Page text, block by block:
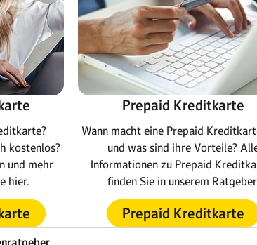
kostenlos?
und mehr
hier.
Prepaid Kreditkarte
Wann macht eine Prepaid
und was sind ihre Vorteile?
Informationen zu Prepaid
finden Sie in unserem
Prepaid Kreditkarte